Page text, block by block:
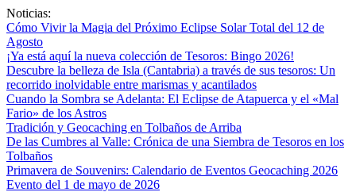
Saltar
al
contenido
Noticias:
Cómo Vivir la Magia del Próximo Eclipse Solar Total del 12 de
Agosto
¡Ya está aquí la nueva colección de Tesoros: Bingo 2026!
Descubre la belleza de Isla (Cantabria) a través de sus tesoros: Un
recorrido inolvidable entre marismas y acantilados
Cuando la Sombra se Adelanta: El Eclipse de Atapuerca y el «Mal
Fario» de los Astros
Tradición y Geocaching en Tolbaños de Arriba
De las Cumbres al Valle: Crónica de una Siembra de Tesoros en los
Tolbaños
Primavera de Souvenirs: Calendario de Eventos Geocaching 2026
Evento del 1 de mayo de 2026